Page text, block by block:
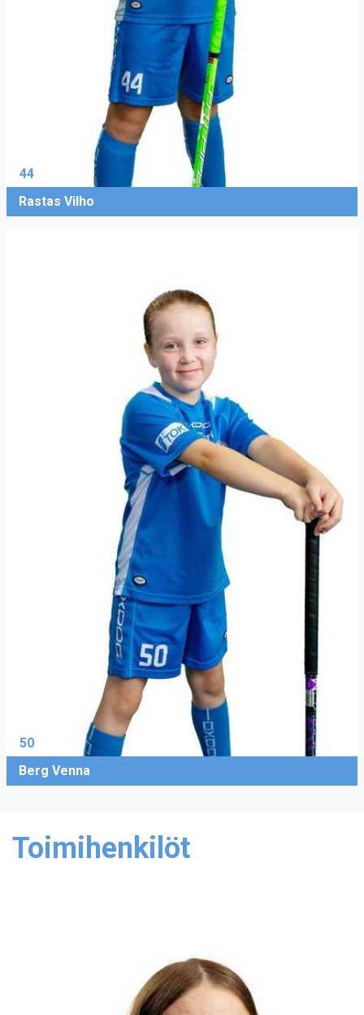
44
Rastas Vilho
50
Berg Venna
Toimihenkilöt